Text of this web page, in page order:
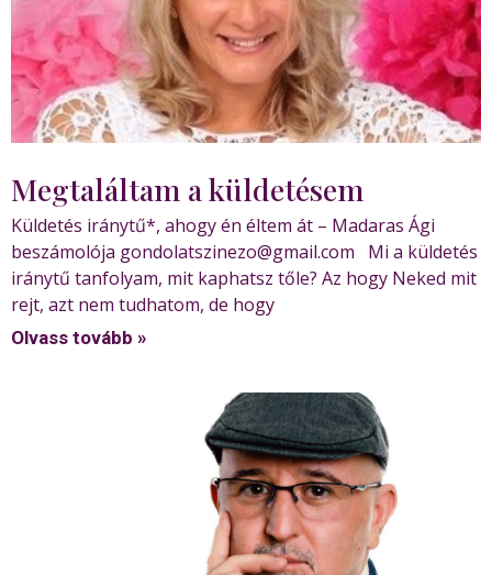
Megtaláltam a küldetésem
Küldetés iránytű*, ahogy én éltem át – Madaras Ági
beszámolója gondolatszinezo@gmail.com Mi a küldetés
iránytű tanfolyam, mit kaphatsz tőle? Az hogy Neked mit
rejt, azt nem tudhatom, de hogy
Olvass tovább »